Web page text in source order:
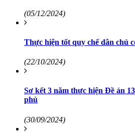
(05/12/2024)
Thực hiện tốt quy chế dân chủ
(22/10/2024)
Sơ kết 3 năm thực hiện Đề án
phủ
(30/09/2024)